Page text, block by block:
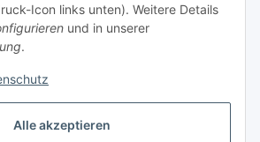
Alle akzeptieren
Icon links unten). Weitere Details
und in unserer
.